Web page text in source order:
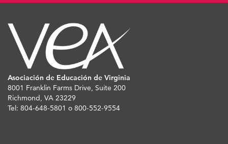
Asociación de Educación de Virginia
8001 Franklin Farms Drive, Suite 200
Richmond, VA 23229
Tel: 804-648-5801 o 800-552-9554